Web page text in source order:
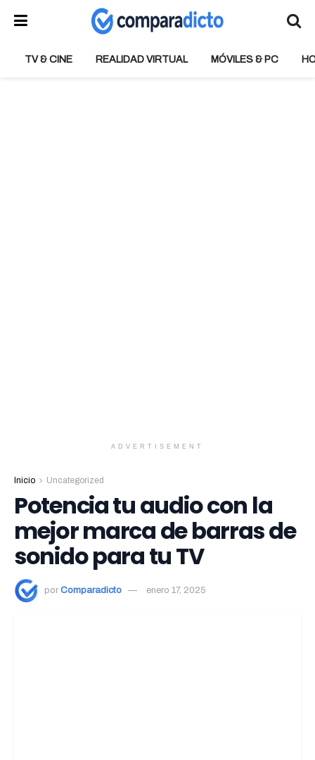
TV & CINE REALIDAD VIRTUAL MÓVILES & PC
ADVERTISEMENT
Inicio Uncategorized
Potencia tu audio con la
mejor marca de barras de
sonido para tu TV
por Comparadicto enero 17, 2025